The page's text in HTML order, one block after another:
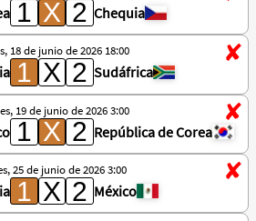
Chequia
18 de junio de 2026 18:00
Sudáfrica
19 de junio de 2026 3:00
República de Corea
25 de junio de 2026 3:00
México